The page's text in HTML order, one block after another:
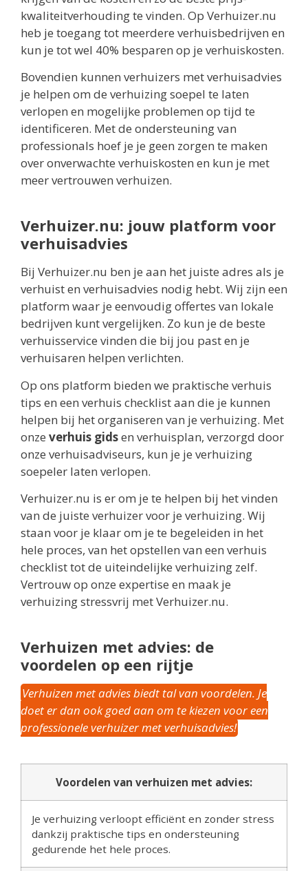
kwaliteitverhouding te vinden. Op Verhuizer.nu
heb je toegang tot meerdere verhuisbedrijven en
kun je tot wel 40% besparen op je verhuiskosten.
Bovendien kunnen verhuizers met verhuisadvies
je helpen om de verhuizing soepel te laten
verlopen en mogelijke problemen op tijd te
identificeren. Met de ondersteuning van
professionals hoef je je geen zorgen te maken
over onverwachte verhuiskosten en kun je met
meer vertrouwen verhuizen.
Verhuizer.nu: jouw platform voor
verhuisadvies
Bij Verhuizer.nu ben je aan het juiste adres als je
verhuist en verhuisadvies nodig hebt. Wij zijn een
platform waar je eenvoudig offertes van lokale
bedrijven kunt vergelijken. Zo kun je de beste
verhuisservice vinden die bij jou past en je
verhuisaren helpen verlichten.
Op ons platform bieden we praktische verhuis
tips en een verhuis checklist aan die je kunnen
helpen bij het organiseren van je verhuizing. Met
onze verhuis gidsen verhuisplan, verzorgd door
onze verhuisadviseurs, kun je je verhuizing
soepeler laten verlopen.
Verhuizer.nu is er om je te helpen bij het vinden
van de juiste verhuizer voor je verhuizing. Wij
staan voor je klaar om je te begeleiden in het
hele proces, van het opstellen van een verhuis
checklist tot de uiteindelijke verhuizing zelf.
Vertrouw op onze expertise en maak je
verhuizing stressvrij met Verhuizer.nu.
Verhuizen met advies: de
voordelen op een rijtje
Verhuizen met advies biedt tal van voordelen. Je
doet er dan ook goed aan om te kiezen voor een
professionele verhuizer met verhuisadvies!
Voordelen van verhuizen met advies:
Je verhuizing verloopt efficiënt en zonder stress
dankzij praktische tips en ondersteuning
gedurende het hele proces.